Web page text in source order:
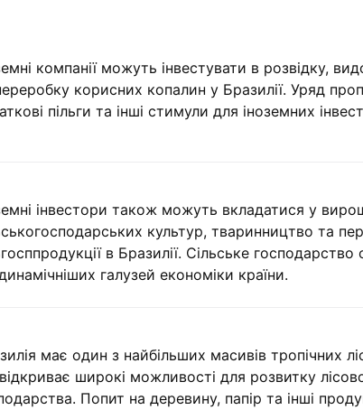
компанії можуть інвестувати в розвідку,
корисних копалин у Бразилії. Уряд
пільги та інші стимули для іноземних
інвестори також можуть вкладатися у
культур, тваринництво та
в Бразилії. Сільське господарство
галузей економіки країни.
має один з найбільших масивів тропічних
широкі можливості для розвитку
Попит на деревину, папір та інші